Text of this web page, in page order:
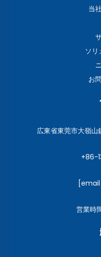
当
ソリ
お
広東省東莞市大嶺
+86-
営業時